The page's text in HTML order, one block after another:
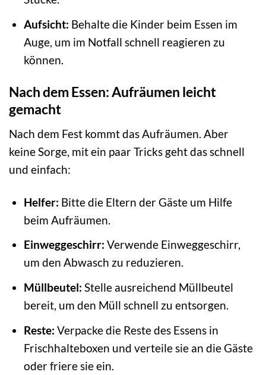
Aufsicht: Behalte die Kinder beim Essen im
Auge, um im Notfall schnell reagieren zu
können.
Nach dem Essen: Aufräumen leicht
gemacht
Nach dem Fest kommt das Aufräumen. Aber
keine Sorge, mit ein paar Tricks geht das schnell
und einfach:
Helfer: Bitte die Eltern der Gäste um Hilfe
beim Aufräumen.
Einweggeschirr: Verwende Einweggeschirr,
um den Abwasch zu reduzieren.
Müllbeutel: Stelle ausreichend Müllbeutel
bereit, um den Müll schnell zu entsorgen.
Reste: Verpacke die Reste des Essens in
Frischhalteboxen und verteile sie an die Gäste
oder friere sie ein.